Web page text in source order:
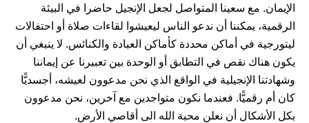
الإيمان. مع سعينا المتواصل لجعل الإنجيل حاضرا في البيئة
الرقمية، يمكننا أن ندعو الناس ليعيشوا لقاءات صلاة أو احتفالات
ليتورجية في أماكن محددة كأماكن العبادة والكنائس. لا ينبغي أن
يكون هناك نقص في التطابق أو الوحدة بين تعبيرنا عن إيماننا
وشهادتنا الإنجيلية في الواقع الذي نحن مدعوون لعيشه، أجسديًّا
كان أم رقميًّا. فعندما نكون متواجدين مع آخرين، نحن مدعوون
بكل الأشكال أن نعلن محبة الله الى أقاصي الأرض.